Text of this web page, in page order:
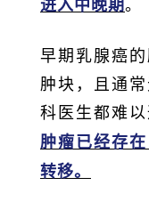
早期乳腺癌
肿块，且通
科医生都难
肿瘤已经存
转移。